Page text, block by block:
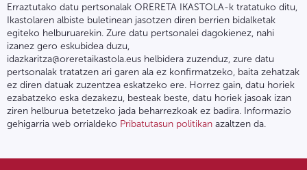
Erraztutako datu pertsonalak ORERETA IKASTOLA-k tratatuko ditu,
Ikastolaren albiste buletinean jasotzen diren berrien bidalketak
egiteko helburuarekin. Zure datu pertsonalei dagokienez, nahi
izanez gero eskubidea duzu,
idazkaritza@oreretaikastola.eus helbidera zuzenduz, zure datu
pertsonalak tratatzen ari garen ala ez konfirmatzeko, baita zehatzak
ez diren datuak zuzentzea eskatzeko ere. Horrez gain, datu horiek
ezabatzeko eska dezakezu, besteak beste, datu horiek jasoak izan
ziren helburua betetzeko jada beharrezkoak ez badira. Informazio
gehigarria web orrialdeko Pribatutasun politikan azaltzen da.